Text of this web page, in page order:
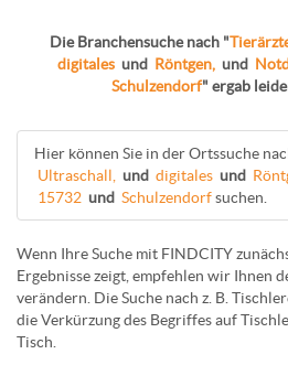
Die Branchensuche nach "
digitales und Röntgen, und
Schulzendorf" ergab
Hier können Sie in der Ortssuche
Ultraschall,
und digitales und
15732 und Schulzendorfsuchen.
Wenn Ihre Suche mit FINDCITY
Ergebnisse zeigt, empfehlen wir Ihnen
verändern. Die Suche nach z. B.
die Verkürzung des Begriffes auf
Tisch